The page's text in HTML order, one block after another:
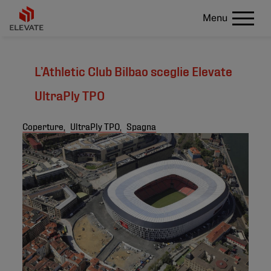
Menu
L’Athletic Club Bilbao sceglie Elevate
UltraPly TPO
Coperture, UltraPly TPO, Spagna